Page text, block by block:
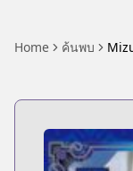
Home ค้นพบ